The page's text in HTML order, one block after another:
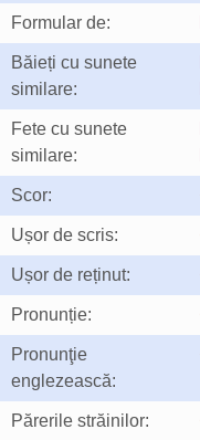
Formular de:
Băieți cu sunete
similare:
Fete cu sunete
similare:
Scor:
Ușor de scris:
Ușor de reținut:
Pronunție:
Pronunţie
englezească:
Părerile străinilor: